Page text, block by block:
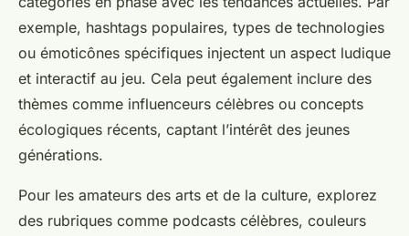
exemple, hashtags populaires, types de technologies
ou émoticônes spécifiques injectent un aspect ludique
et interactif au jeu. Cela peut également inclure des
thèmes comme influenceurs célèbres ou concepts
écologiques récents, captant l’intérêt des jeunes
générations.
Pour les amateurs des arts et de la culture, explorez
des rubriques comme podcasts célèbres, couleurs